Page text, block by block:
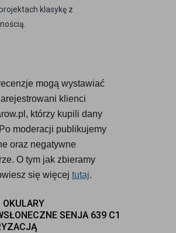
klasykę z
mogą wystawiać
klienci
którzy kupili dany
moderacji publikujemy
oraz negatywne
O tym jak zbieramy
się więcej tutaj.
OKULARY
SENJA 639 C1